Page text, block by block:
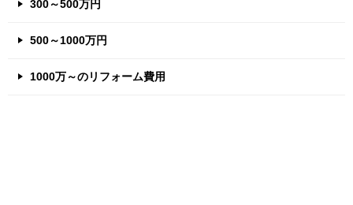
300～500万円
500～1000万円
1000万～のリフォーム費用